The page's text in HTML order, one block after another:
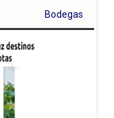
Bodegas